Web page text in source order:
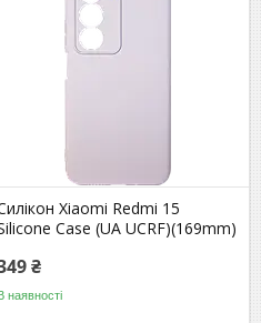
Xiaomi Redmi 15
Case (UA UCRF)(169mm)
₴
наявності